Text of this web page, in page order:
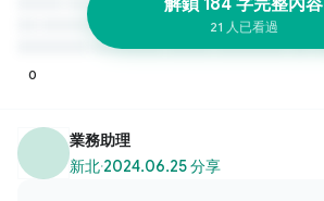
21 人已看過
0
業務助理
新北·2024.06.25 分享